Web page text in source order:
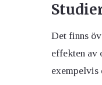
Det finns
effekten av
exempelvis